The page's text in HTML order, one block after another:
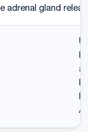
adrenal gland